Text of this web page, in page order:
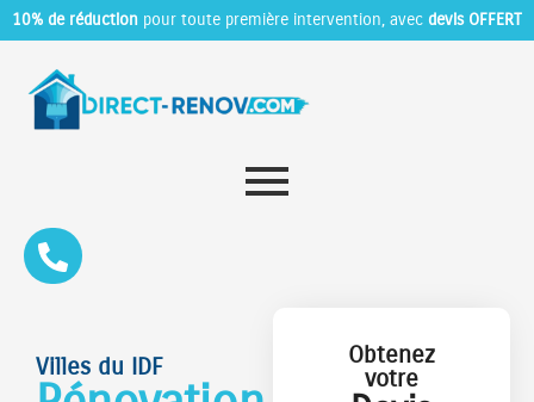
10% de réduction pour toute première intervention, avec devis OFFERT
Villes du IDF
Obtenez
votre